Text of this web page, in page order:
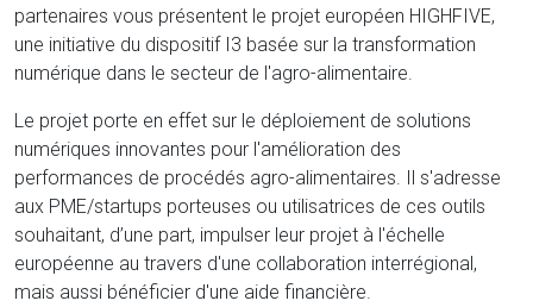
partenaires vous présentent le projet européen HIGHFIVE,
une initiative du dispositif I3 basée sur la transformation
numérique dans le secteur de l'agro-alimentaire.
Le projet porte en effet sur le déploiement de solutions
numériques innovantes pour l'amélioration des
performances de procédés agro-alimentaires. Il s'adresse
aux PME/startups porteuses ou utilisatrices de ces outils
souhaitant, d’une part, impulser leur projet à l'échelle
européenne au travers d'une collaboration interrégional,
mais aussi bénéficier d'une aide financière.